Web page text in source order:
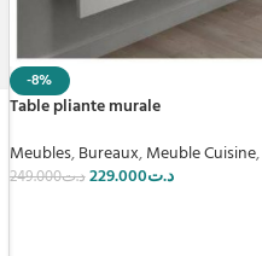
-8%
Table pliante murale
Meubles,Bureaux,Meuble Cuisine,
د.ت249.000 د.ت229.000